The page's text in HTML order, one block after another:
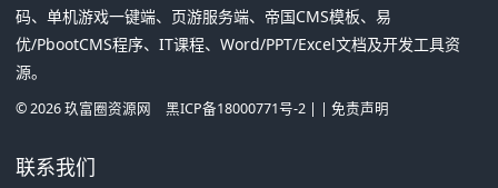
码、单机游戏一键端、页游服务端、帝国CMS模板、易
优/PbootCMS程序、IT课程、Word/PPT/Excel文档及开发工具资
源。
©2026玖富圈资源网 黑ICP备18000771号-2| | 免责声明
联系我们